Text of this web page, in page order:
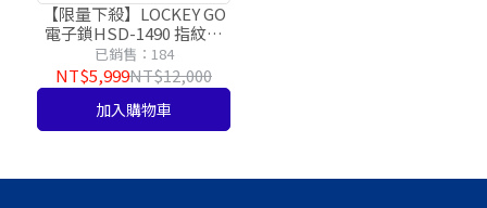
心的服務好品質
【限量下殺】LOCKEY GO
電子鎖HSD-1490 指紋辨
識/密碼/圖形密碼/一次性
密碼/感應卡
已銷售：184
NT$5,999NT$12,000
加入購物車